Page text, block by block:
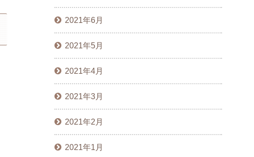
2021年6月
2021年5月
2021年4月
2021年3月
2021年2月
2021年1月